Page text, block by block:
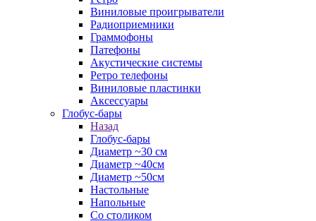
Виниловые проигрыватели
Радиоприемники
Граммофоны
Патефоны
Акустические системы
Ретро телефоны
Виниловые пластинки
Аксессуары
Глобус-бары
Назад
Глобус-бары
Диаметр ~30 см
Диаметр ~40см
Диаметр ~50см
Настольные
Напольные
Со столиком